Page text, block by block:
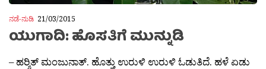
ನಡೆ-ನುಡಿ 21/03/2015
ಯುಗಾದಿ: ಹೊಸತಿಗೆ ಮುನ್ನುಡಿ
– ಹರ‍್ಶಿತ್ ಮಂಜುನಾತ್. ಹೊತ್ತು ಉರುಳಿ ಉರುಳಿ ಓಡುತಿದೆ. ಹಳೆ ಏಡು